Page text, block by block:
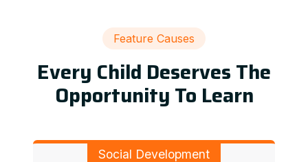
Feature Causes
Every Child Deserves The
Opportunity To Learn
Social Development